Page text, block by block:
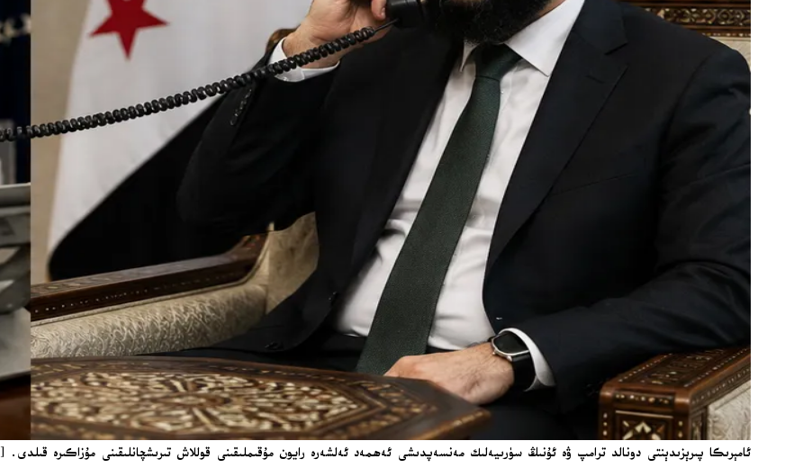
ئامېرىكا پىرېزىدېنتى دونالد ترامپ ۋە ئۇنىڭ سۈرىيەلىك مەنسەپدىشى ئەھمەد ئەلشەرە رايون مۇقىملىقىنى قوللاش تىرىشچانلىقىنى مۇزاكىرە قىلدى. [TRT World ۋە AP] / Reuters